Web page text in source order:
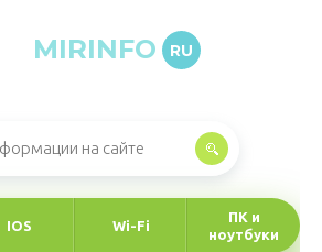
MIRINFO RU
IOS Wi-Fi
ПК и
ноутбуки